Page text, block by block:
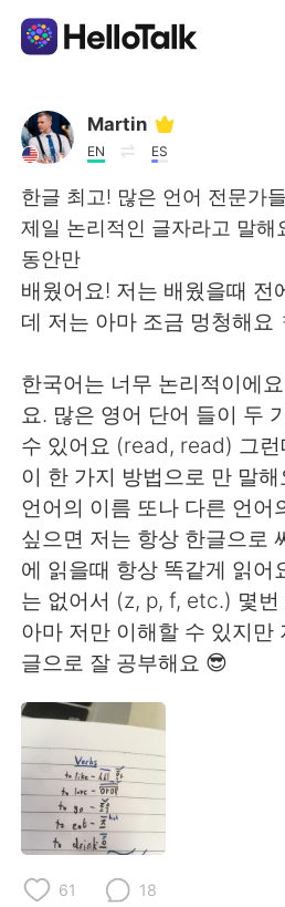
Language Exchange App
AI Grammar Checker
English
简体中文 繁體中文
Español العربية
Français Deutsch
日本語 한국어
Русский ไทย
Indonesia Italiano
Türkçe Tiếng Việt
Português
Martin
EN ES
한글 최고! 많은 언어 전문가
제일 논리적인 글자라고 말해
동안만
배웠어요! 저는 배웠을때 전
데 저는 아마 조금 멍청해요
한국어는 너무 논리적이에
요. 많은 영어 단어 들이 두
수 있어요 (read, read) 그
이 한 가지 방법으로 만 말
언어의 이름 또나 다른 언어
싶으면 저는 항상 한글으로
에 읽을때 항상 똑같게 읽어
는 없어서 (z, p, f, etc.) 몇
아마 저만 이해할 수 있지만
글으로 잘 공부해요 😎
61 18